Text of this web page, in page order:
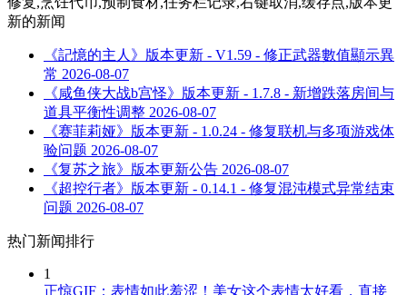
新的新闻
《記憶的主人》版本更新 - V1.59 - 修正武器數值顯示異
常 2026-08-07
《咸鱼侠大战b宫怪》版本更新 - 1.7.8 - 新增跌落房间与
道具平衡性调整 2026-08-07
《赛菲莉娅》版本更新 - 1.0.24 - 修复联机与多项游戏体
验问题 2026-08-07
《复苏之旅》版本更新公告 2026-08-07
《超控行者》版本更新 - 0.14.1 - 修复混沌模式异常结束
问题 2026-08-07
热门新闻排行
1
正惊GIF：表情如此羞涩！美女这个表情太好看，直接